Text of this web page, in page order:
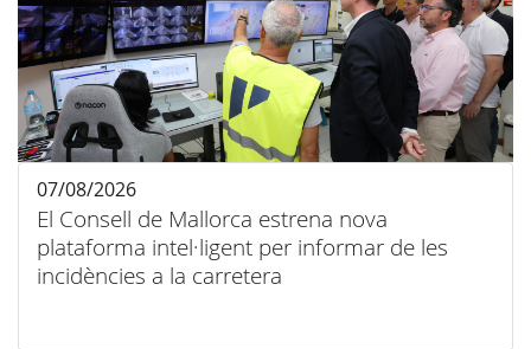
El Consell de Mallorca estrena nova
plataforma intel·ligent per informar de les
incidències a la carretera
07/08/2026